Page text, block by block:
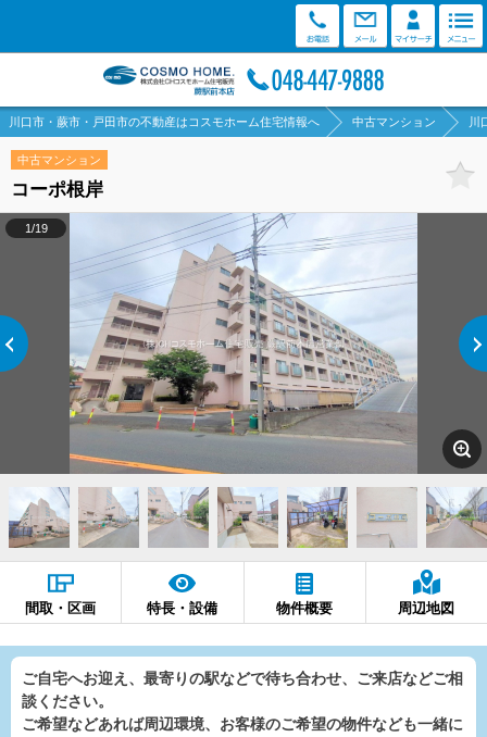
川口市・蕨市・戸田市の不動産はコスモホーム住宅情報へ 中古マンション 川
中古マンション
コーポ根岸
1/19
間取・区画 特長・設備 物件概要 周辺地図
ご自宅へお迎え、最寄りの駅などで待ち合わせ、ご来店などご相
談ください。
ご希望などあれば周辺環境、お客様のご希望の物件なども一緒に